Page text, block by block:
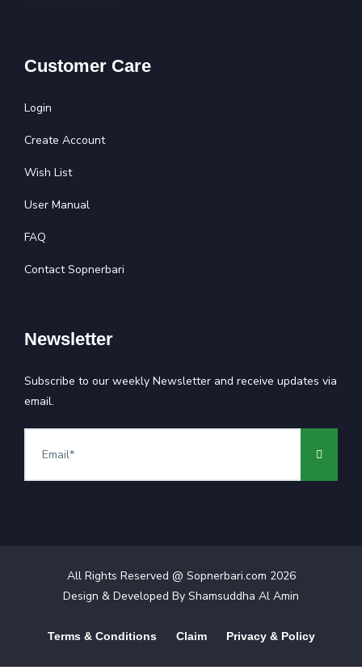
Customer Care
Login
Create Account
Wish List
User Manual
FAQ
Contact Sopnerbari
Newsletter
Subscribe to our weekly Newsletter and receive updates via
email.
All Rights Reserved @ Sopnerbari.com 2026
Design & Developed By Shamsuddha Al Amin
Terms & Conditions Claim Privacy & Policy